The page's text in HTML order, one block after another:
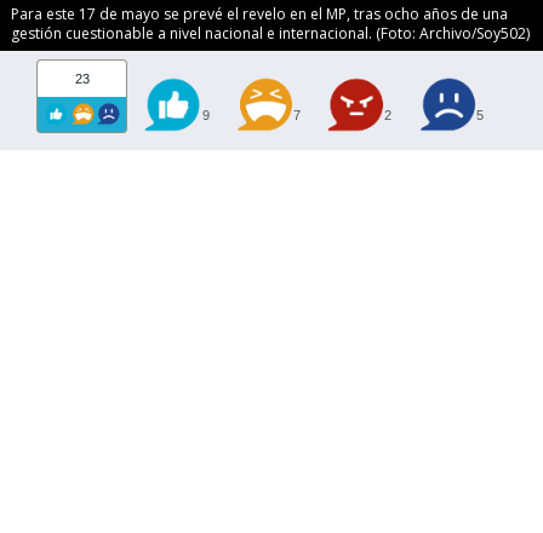
Para este 17 de mayo se prevé el revelo en el MP, tras ocho años de una
gestión cuestionable a nivel nacional e internacional. (Foto: Archivo/Soy502)
23
9 7 2 5